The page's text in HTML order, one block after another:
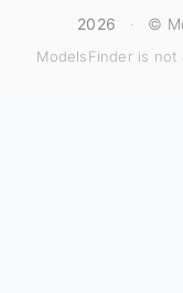
2026 · ©
ModelsFinder is not